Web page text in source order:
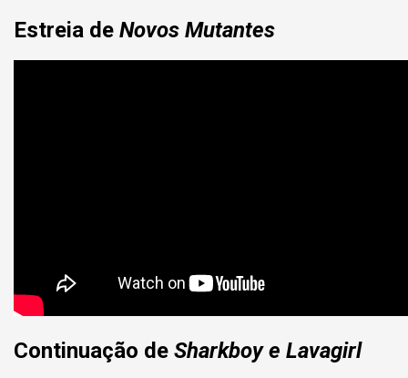
Estreia de Novos Mutantes
Continuação de Sharkboy e Lavagirl